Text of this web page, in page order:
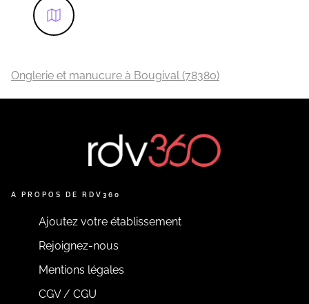
Onglerie et manucure à Bougival (78380)
A PROPOS DE RDV360
Ajoutez votre établissement
Rejoignez-nous
Mentions légales
CGV / CGU